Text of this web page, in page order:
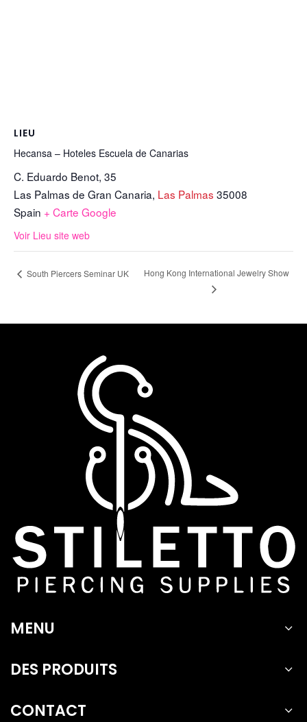
LIEU
Hecansa – Hoteles Escuela de Canarias
C. Eduardo Benot, 35
Las Palmas de Gran Canaria, Las Palmas 35008
Spain + Carte Google
Voir Lieu site web
South Piercers Seminar UK Hong Kong International Jewelry Show
MENU
DES PRODUITS
CONTACT